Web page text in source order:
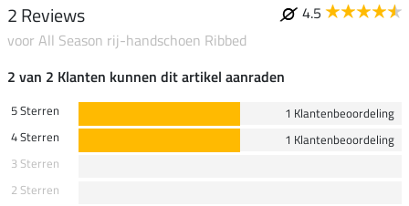
2 Reviews
4.5
voor All Season rij-handschoen Ribbed
2 van 2 Klanten kunnen dit artikel aanraden
5 Sterren
1 Klantenbeoordeling
4 Sterren
1 Klantenbeoordeling
3 Sterren
2 Sterren